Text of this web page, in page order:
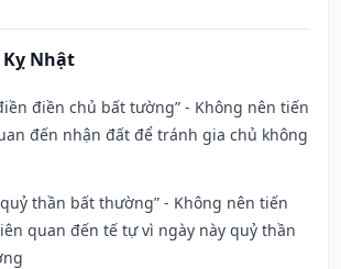
Kỵ Nhật
điền chủ bất tường” - Không nên tiến
đến nhận đất để tránh gia chủ không
thần bất thường” - Không nên tiến
quan đến tế tự vì ngày này quỷ thần